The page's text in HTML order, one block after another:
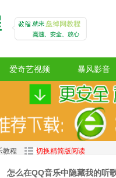
爱奇艺视频 暴风影音
教程 切换精简版阅读
怎么在QQ音乐中隐藏我的听